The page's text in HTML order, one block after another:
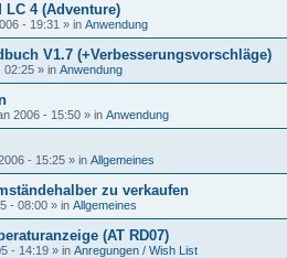
LC 4 (Adventure)
- 19:31 » in Anwendung
V1.7 (+Verbesserungsvorschläge)
02:25 » in Anwendung
2006 - 15:50 » in Anwendung
- 15:25 » in Allgemeines
zu verkaufen
- 08:00 » in Allgemeines
(AT RD07)
- 14:19 » in Anregungen / Wish List